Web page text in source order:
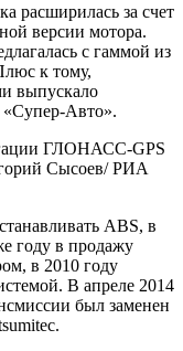
расширилась за счет
версии мотора.
с гаммой из
к тому,
выпускало
Авто».
ГЛОНАСС-GPS
Сысоев/ РИА
ABS, в
году в продажу
в 2010 году
В апреле 2014
был заменен